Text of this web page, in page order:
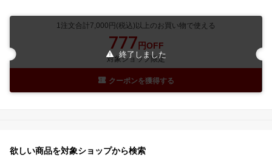
1注文合計7,000円(税込)以上のお買い物で使える
777円OFF
対象ショップ限定
クーポンを獲得する
終了しました
欲しい商品を対象ショップから検索